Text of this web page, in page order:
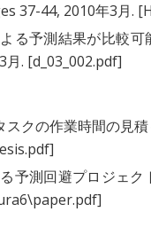
37-44, 2010年3月.
る予測結果が比較
月. [d_03_002.pdf]
クの作業時間の見
予測回避プロジェ